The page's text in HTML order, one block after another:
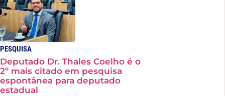
PESQUISA
Deputado Dr. Thales Coelho é o
2º mais citado em pesquisa
espontânea para deputado
estadual